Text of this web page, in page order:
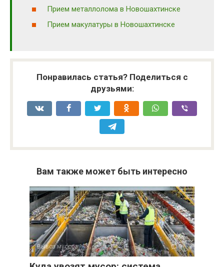
Прием металлолома в Новошахтинске
Прием макулатуры в Новошахтинске
Понравилась статья? Поделиться с
друзьями:
Вам также может быть интересно
Вывоз мусора 0